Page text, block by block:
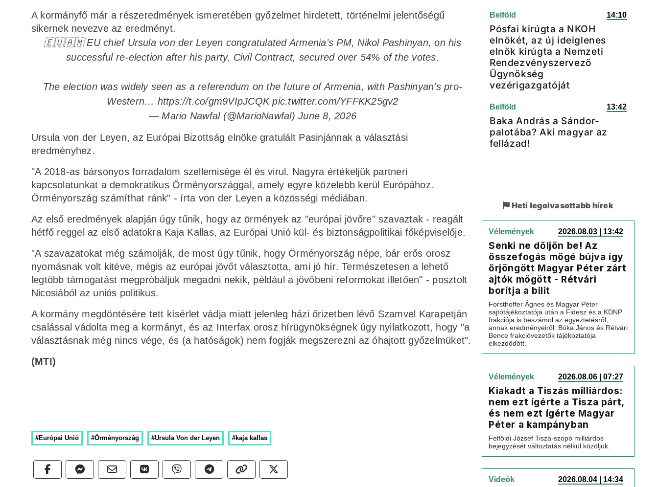
A kormányfő már a részeredmények ismeretében győzelmet hirdetett, történelmi jelentőségű
sikernek nevezve az eredményt.
🇪🇺🇦🇲 EU chief Ursula von der Leyen congratulated Armenia's PM, Nikol Pashinyan, on his
successful re-election after his party, Civil Contract, secured over 54% of the votes.
The election was widely seen as a referendum on the future of Armenia, with Pashinyan's pro-
Western… https://t.co/gm9VIpJCQK pic.twitter.com/YFFKK25gv2
— Mario Nawfal (@MarioNawfal)June 8, 2026
Ursula von der Leyen, az Európai Bizottság elnöke gratulált Pasinjánnak a választási
eredményhez.
"A 2018-as bársonyos forradalom szellemisége él és virul. Nagyra értékeljük partneri
kapcsolatunkat a demokratikus Örményországgal, amely egyre közelebb kerül Európához.
Örményország számíthat ránk" - írta von der Leyen a közösségi médiában.
Az első eredmények alapján úgy tűnik, hogy az örmények az "európai jövőre" szavaztak - reagált
hétfő reggel az első adatokra Kaja Kallas, az Európai Unió kül- és biztonságpolitikai főképviselője.
"A szavazatokat még számolják, de most úgy tűnik, hogy Örményország népe, bár erős orosz
nyomásnak volt kitéve, mégis az európai jövőt választotta, ami jó hír. Természetesen a lehető
legtöbb támogatást megpróbáljuk megadni nekik, például a jövőbeni reformokat illetően" - posztolt
Nicosiából az uniós politikus.
A kormány megdöntésére tett kísérlet vádja miatt jelenleg házi őrizetben lévő Szamvel Karapetján
csalással vádolta meg a kormányt, és az Interfax orosz hírügynökségnek úgy nyilatkozott, hogy "a
választásnak még nincs vége, és (a hatóságok) nem fogják megszerezni az óhajtott győzelmüket".
(MTI)
#Európai Unió #Örményország #Ursula Von der Leyen #kaja kallas
Belföld 14:10
Pósfai kirúgta a NKOH
elnökét, az új ideiglenes
elnök kirúgta a Nemzeti
Rendezvényszervező
Ügynökség
vezérigazgatóját
Belföld 13:42
Baka András a Sándor-
palotába? Aki magyar az
fellázad!
Heti legolvasottabb hírek
Vélemények 2026.08.03 | 13:42
Senki ne dőljön be! Az
összefogás mögé bújva így
őrjöngött Magyar Péter zárt
ajtók mögött - Rétvári
borítja a bilit
Forsthoffer Ágnes és Magyar Péter
sajtótájékoztatója után a Fidesz és a KDNP
frakciója is beszámol az egyeztetésről,
annak eredményeiről. Bóka János és Rétvári
Bence frakcióvezetők tájékoztatója
elkezdődött.
Vélemények 2026.08.06 | 07:27
Kiakadt a Tiszás milliárdos:
nem ezt ígérte a Tisza párt,
és nem ezt ígérte Magyar
Péter a kampányban
Felföldi József Tisza-szopó milliárdos
bejegyzését változtatás nélkül közöljük.
Videók 2026.08.04 | 14:34